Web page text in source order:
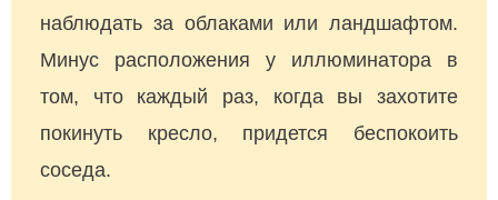
наблюдать за облаками или ландшафтом.
Минус расположения у иллюминатора в
том, что каждый раз, когда вы захотите
покинуть кресло, придется беспокоить
соседа.